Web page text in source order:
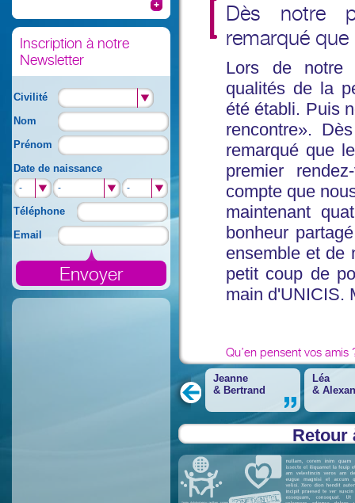
Inscription à notre
Newsletter
Civilité
Nom
Prénom
Date de naissance
- - -
Téléphone
Email
Dès notre
remarqué
Lors de notre
qualités de la
été établi. Puis
rencontre».
remarqué que
premier
compte que
maintenant
bonheur
ensemble et de
petit coup de
main d'UNICIS.
Qu’en pensent vos amis
Jeanne
& Bertrand
Léa
&
Retour